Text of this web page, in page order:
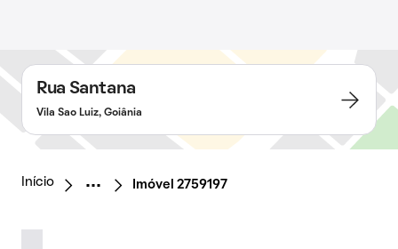
Rua Santana
Vila Sao Luiz, Goiânia
Início Imóvel 2759197